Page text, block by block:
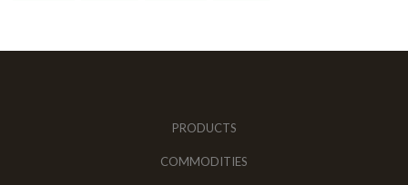
PRODUCTS
COMMODITIES